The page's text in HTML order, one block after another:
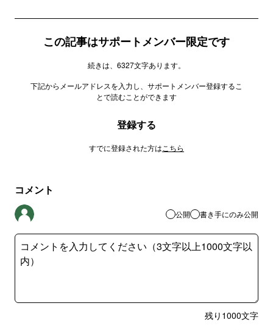
この記事はサポートメンバー限定です
続きは、6327文字あります。
下記からメールアドレスを入力し、サポートメンバー登録するこ
とで読むことができます
登録する
すでに登録された方は こちら
コメント
公開 書き手にのみ公開
残り 1000文字